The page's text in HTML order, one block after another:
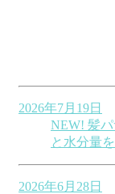
2026年7月19日
NEW! 髪
と水分量
2026年6月28日